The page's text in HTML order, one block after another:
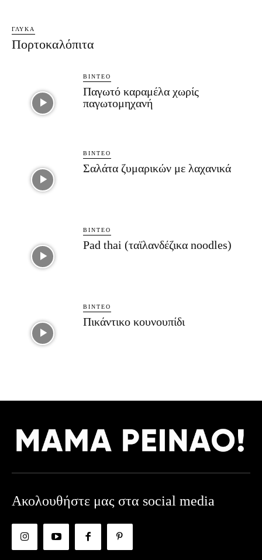
ΓΛΥΚΆ
Πορτοκαλόπιτα
ΒΊΝΤΕΟ
Παγωτό καραμέλα χωρίς
παγωτομηχανή
ΒΊΝΤΕΟ
Σαλάτα ζυμαρικών με λαχανικά
ΒΊΝΤΕΟ
Pad thai (ταϊλανδέζικα noodles)
ΒΊΝΤΕΟ
Πικάντικο κουνουπίδι
Ακολουθήστε μας στα social media